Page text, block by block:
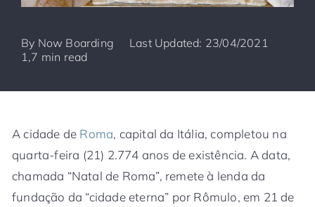
By Now Boarding
Last Updated: 23/04/2021
1,7 min read
A cidade de Roma, capital da Itália, completou na
quarta-feira (21) 2.774 anos de existência. A data,
chamada “Natal de Roma”, remete à lenda da
fundação da “cidade eterna” por Rômulo, em 21 de